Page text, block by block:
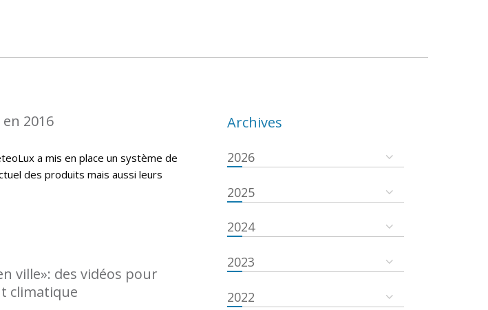
2016
a mis en place un système de
des produits mais aussi leurs
ville»: des vidéos pour
climatique
Archives
2026
2025
2024
2023
2022